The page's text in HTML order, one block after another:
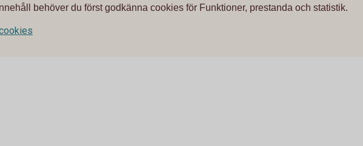
behöver du först godkänna cookies för Funktioner, prestanda och statistik.